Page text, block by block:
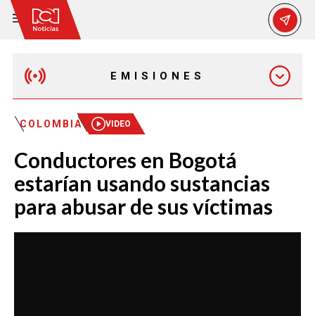
EMISIONES
MAÑANA EXPRESS
EMISIÓN 12:30 PM
EMISIÓN 7:00 PM
COLOMBIA VIDEO
Conductores en Bogotá
estarían usando sustancias
para abusar de sus víctimas